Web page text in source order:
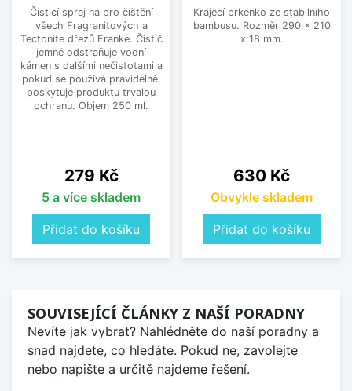
Čisticí sprej na pro čištění
všech Fragranitových a
Tectonite dřezů Franke. Čistič
jemně odstraňuje vodní
kámen s dalšími nečistotami a
pokud se používá pravidelně,
poskytuje produktu trvalou
ochranu. Objem 250 ml.
Cena
279 Kč
5 a více skladem
Přidat do košíku
Krájecí prkénko ze stabilního
bambusu. Rozměr 290 x 210
x 18 mm.
Cena
630 Kč
Obvykle skladem
Přidat do košíku
SOUVISEJÍCÍ ČLÁNKY Z NAŠÍ PORADNY
Nevíte jak vybrat? Nahlédněte do naší poradny a
snad najdete, co hledáte. Pokud ne, zavolejte
nebo napište a určitě najdeme řešení.